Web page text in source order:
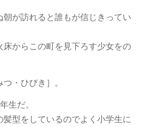
が訪れると誰もが信じきってい
からこの町を見下ろす少女をの
・ひびき］。
生だ。
型をしているのでよく小学生に